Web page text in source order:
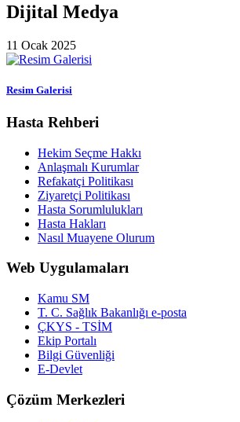
Dijital Medya
11 Ocak 2025
Resim Galerisi
Hasta Rehberi
Hekim Seçme Hakkı
Anlaşmalı Kurumlar
Refakatçi Politikası
Ziyaretçi Politikası
Hasta Sorumlulukları
Hasta Hakları
Nasıl Muayene Olurum
Web Uygulamaları
Kamu SM
T. C. Sağlık Bakanlığı e-posta
ÇKYS - TSİM
Ekip Portalı
Bilgi Güvenliği
E-Devlet
Çözüm Merkezleri